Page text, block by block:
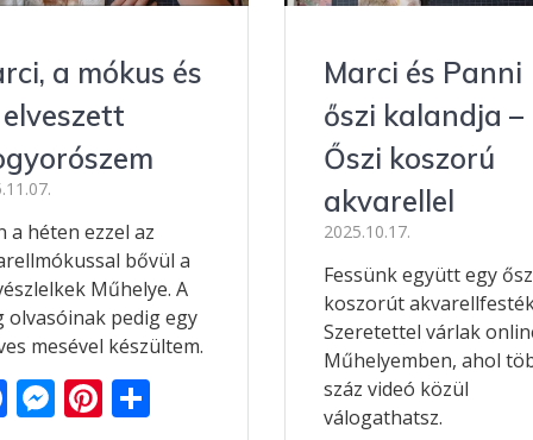
a mókus és
a héten ezzel az
bővül a
Műhelye. A
olvasóinak pedig egy
mesével készültem.
F M Pi O
Marci és Panni
őszi kalandja –
Őszi koszorú
akvarellel
2025.10.17.
Fessünk együtt egy
koszorút
Szeretettel várlak
Műhelyemben, ahol
száz videó közül
válogathatsz.